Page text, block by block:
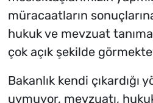
müracaatların
hukuk ve mevzuat
çok açık şekilde
Bakanlık kendi çıkardığı
uymuyor, mevzuatı,